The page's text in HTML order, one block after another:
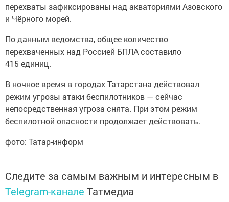
перехваты зафиксированы над акваториями Азовского
и Чёрного морей.
По данным ведомства, общее количество
перехваченных над Россией БПЛА составило
415 единиц.
В ночное время в городах Татарстана действовал
режим угрозы атаки беспилотников — сейчас
непосредственная угроза снята. При этом режим
беспилотной опасности продолжает действовать.
фото: Татар-информ
Следите за самым важным и интересным в
Telegram-канале Татмедиа